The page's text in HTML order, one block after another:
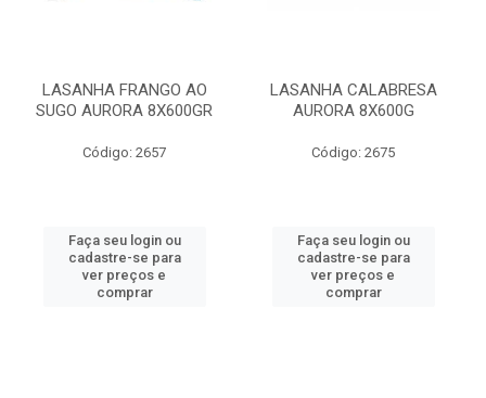
LASANHA FRANGO AO
SUGO AURORA 8X600GR
Código: 2657
Faça seu login ou
cadastre-se para
ver preços e
comprar
LASANHA CALABRESA
AURORA 8X600G
Código: 2675
Faça seu login ou
cadastre-se para
ver preços e
comprar